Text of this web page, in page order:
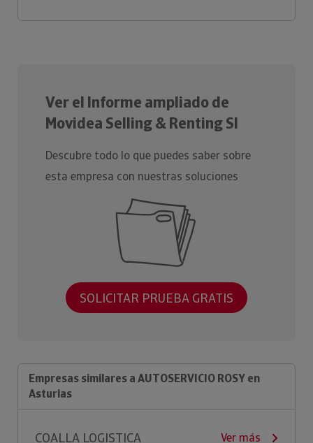
Ver el Informe ampliado de
Movidea Selling & Renting Sl
Descubre todo lo que puedes saber sobre
esta empresa con nuestras soluciones
SOLICITAR PRUEBA GRATIS
Empresas similares a AUTOSERVICIO ROSY en
Asturias
COALLA LOGISTICA Ver más